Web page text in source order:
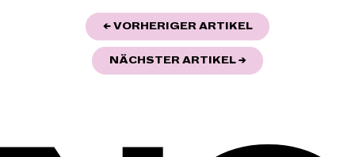
BEITRAGSNAVIGATION
← VORHERIGER ARTIKEL"ZU TISCH!"
NÄCHSTER ARTIKEL"HIMMLISCHE
→